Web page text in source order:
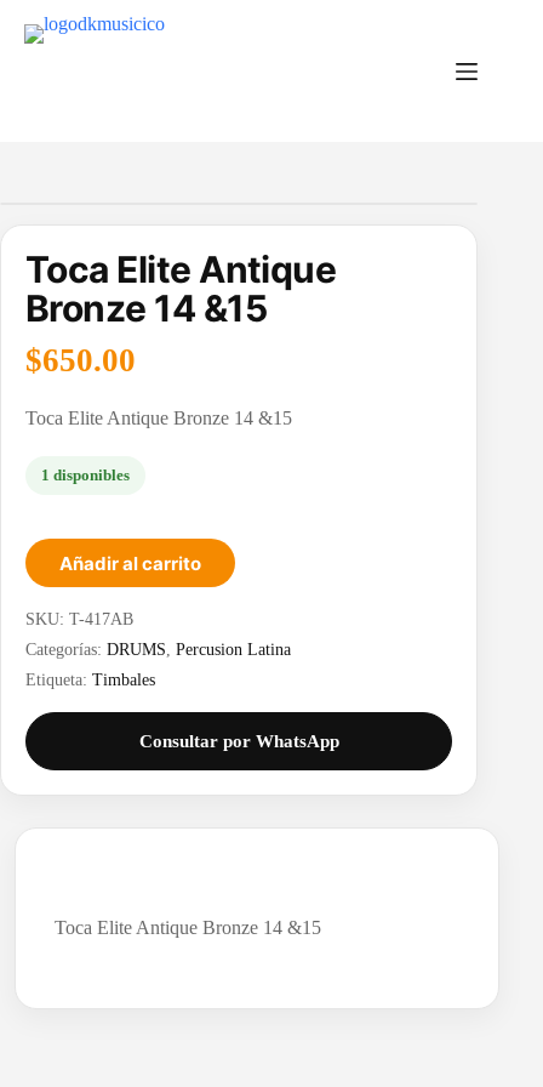
Toca Elite Antique
Bronze 14 &15
$650.00
Toca Elite Antique Bronze 14 &15
1 disponibles
Añadir al carrito
SKU: T-417AB
Categorías: DRUMS, Percusion Latina
Etiqueta: Timbales
Consultar por WhatsApp
Toca Elite Antique Bronze 14 &15